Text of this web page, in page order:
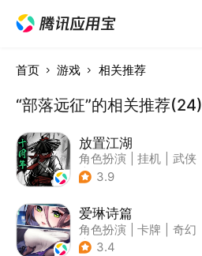
首页 游戏 相关推荐
“部落远征”的相关推荐(24)
放置江湖
角色扮演 挂机
武侠
| 文字游戏
3.9
爱琳诗篇
角色扮演 卡牌
奇幻
| 美少女
3.4